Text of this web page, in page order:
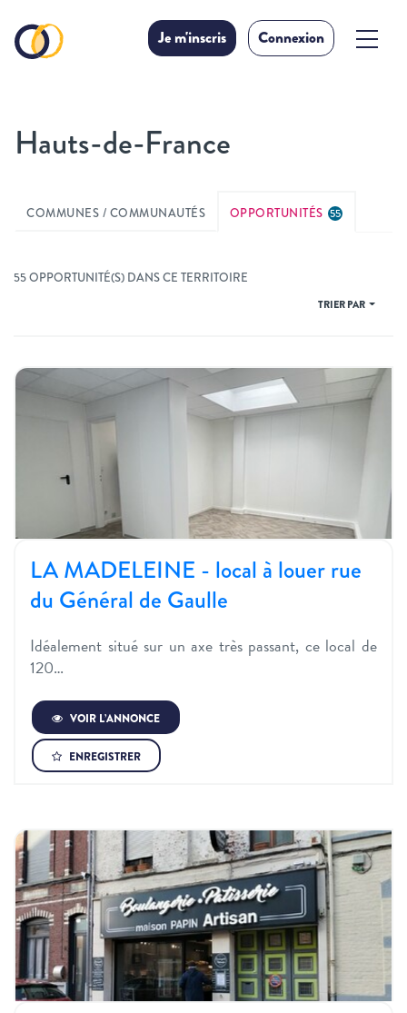
Je m'inscris Connexion
Hauts-de-France
COMMUNES / COMMUNAUTÉS OPPORTUNITÉS 55
55 OPPORTUNITÉ(S) DANS CE TERRITOIRE
TRIER PAR
LA MADELEINE - local à louer rue
du Général de Gaulle
Idéalement situé sur un axe très passant, ce local de
120…
VOIR L’ANNONCE
ENREGISTRER